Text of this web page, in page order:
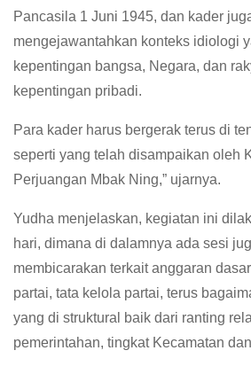
Pancasila 1 Juni 1945, dan kader
mengejawantahkan konteks idiologi
kepentingan bangsa, Negara, dan
kepentingan pribadi.
Para kader harus bergerak terus di
seperti yang telah disampaikan oleh
Perjuangan Mbak Ning,” ujarnya.
Yudha menjelaskan, kegiatan ini
hari, dimana di dalamnya ada sesi
membicarakan terkait anggaran
partai, tata kelola partai, terus
yang di struktural baik dari ranting
pemerintahan, tingkat Kecamatan